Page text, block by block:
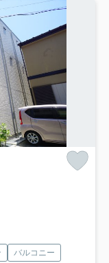
バルコニー